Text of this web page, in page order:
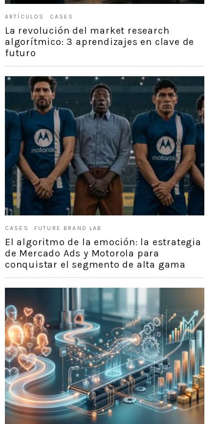
ARTÍCULOS CASES
La revolución del market research
algorítmico: 3 aprendizajes en clave de
futuro
CASES FUTURE BRAND LAB
El algoritmo de la emoción: la estrategia
de Mercado Ads y Motorola para
conquistar el segmento de alta gama